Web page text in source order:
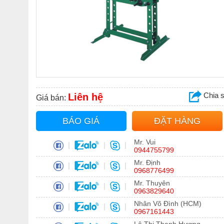
Giá bán: Liên hệ Chia
BÁO GIÁ ĐẶT HÀNG
| | |
Mr. Vui
0944755799
| | |
Mr. Định
0968776499
| | |
Mr. Thuyên
0963829640
| | |
Nhân Võ Đình (HCM)
0967161443